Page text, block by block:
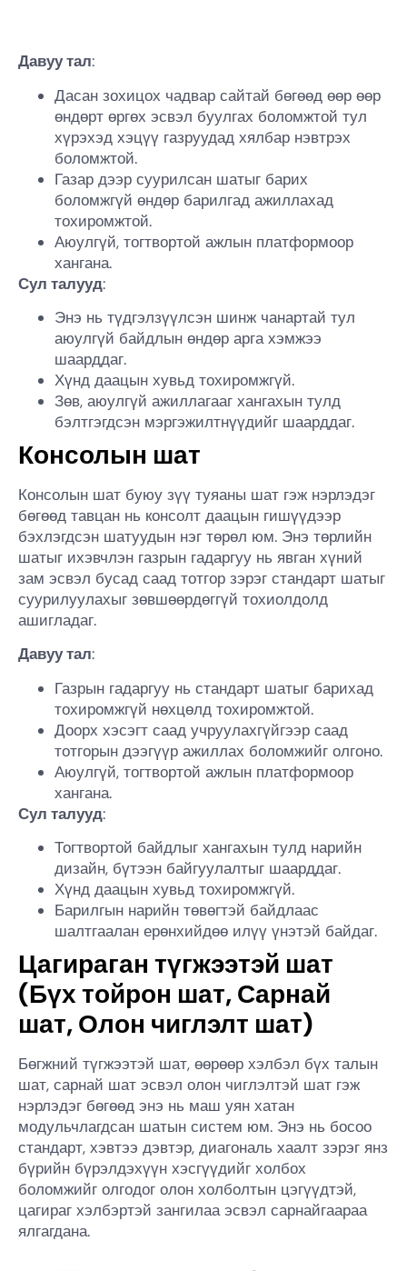
Давуу тал:
Дасан зохицох чадвар сайтай бөгөөд өөр өөр
өндөрт өргөх эсвэл буулгах боломжтой тул
хүрэхэд хэцүү газруудад хялбар нэвтрэх
боломжтой.
Газар дээр суурилсан шатыг барих
боломжгүй өндөр барилгад ажиллахад
тохиромжтой.
Аюулгүй, тогтвортой ажлын платформоор
хангана.
Сул талууд:
Энэ нь түдгэлзүүлсэн шинж чанартай тул
аюулгүй байдлын өндөр арга хэмжээ
шаарддаг.
Хүнд даацын хувьд тохиромжгүй.
Зөв, аюулгүй ажиллагааг хангахын тулд
бэлтгэгдсэн мэргэжилтнүүдийг шаарддаг.
Консолын шат
Консолын шат буюу зүү туяаны шат гэж нэрлэдэг
бөгөөд тавцан нь консолт даацын гишүүдээр
бэхлэгдсэн шатуудын нэг төрөл юм. Энэ төрлийн
шатыг ихэвчлэн газрын гадаргуу нь явган хүний
зам эсвэл бусад саад тотгор зэрэг стандарт шатыг
суурилуулахыг зөвшөөрдөггүй тохиолдолд
ашигладаг.
Давуу тал:
Газрын гадаргуу нь стандарт шатыг барихад
тохиромжгүй нөхцөлд тохиромжтой.
Доорх хэсэгт саад учруулахгүйгээр саад
тотгорын дээгүүр ажиллах боломжийг олгоно.
Аюулгүй, тогтвортой ажлын платформоор
хангана.
Сул талууд:
Тогтвортой байдлыг хангахын тулд нарийн
дизайн, бүтээн байгуулалтыг шаарддаг.
Хүнд даацын хувьд тохиромжгүй.
Барилгын нарийн төвөгтэй байдлаас
шалтгаалан ерөнхийдөө илүү үнэтэй байдаг.
Цагираган түгжээтэй шат
(Бүх тойрон шат, Сарнай
шат, Олон чиглэлт шат)
Бөгжний түгжээтэй шат, өөрөөр хэлбэл бүх талын
шат, сарнай шат эсвэл олон чиглэлтэй шат гэж
нэрлэдэг бөгөөд энэ нь маш уян хатан
модульчлагдсан шатын систем юм. Энэ нь босоо
стандарт, хэвтээ дэвтэр, диагональ хаалт зэрэг янз
бүрийн бүрэлдэхүүн хэсгүүдийг холбох
боломжийг олгодог олон холболтын цэгүүдтэй,
цагираг хэлбэртэй зангилаа эсвэл сарнайгаараа
ялгагдана.